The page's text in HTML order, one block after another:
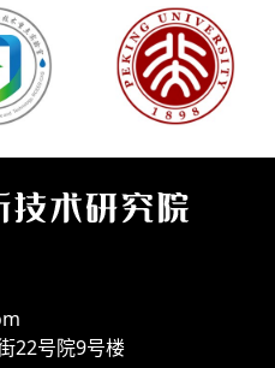
22号院9号楼